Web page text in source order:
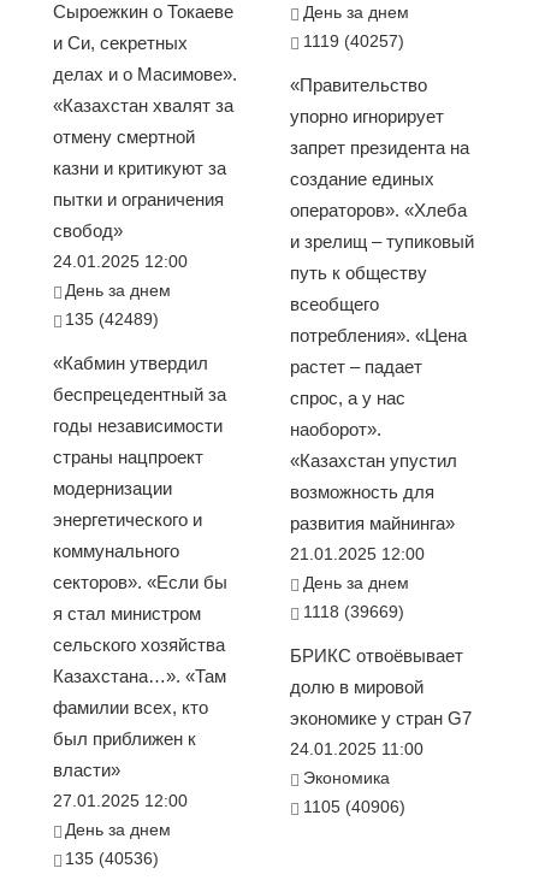
Сыроежкин о Токаеве
и Си, секретных
делах и о Масимове».
«Казахстан хвалят за
отмену смертной
казни и критикуют за
пытки и ограничения
свобод»
24.01.2025 12:00
День за днем
135 (42489)
«Кабмин утвердил
беспрецедентный за
годы независимости
страны нацпроект
модернизации
энергетического и
коммунального
секторов». «Если бы
я стал министром
сельского хозяйства
Казахстана…». «Там
фамилии всех, кто
был приближен к
власти»
27.01.2025 12:00
День за днем
135 (40536)
День за днем
1119 (40257)
«Правительство
упорно игнорирует
запрет президента на
создание единых
операторов». «Хлеба
и зрелищ – тупиковый
путь к обществу
всеобщего
потребления». «Цена
растет – падает
спрос, а у нас
наоборот».
«Казахстан упустил
возможность для
развития майнинга»
21.01.2025 12:00
День за днем
1118 (39669)
БРИКС отвоёвывает
долю в мировой
экономике у стран G7
24.01.2025 11:00
Экономика
1105 (40906)